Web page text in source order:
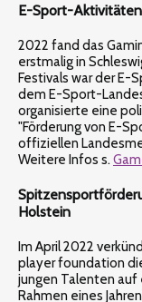
E-Sport-
2022 fand das
erstmalig in
Festivals war der E-
dem E-Sport-
organisierte eine
"Förderung von E-
offiziellen
Weitere Infos s.
Holstein
Im April 2022
player foundation
jungen Talenten auf
Rahmen eines